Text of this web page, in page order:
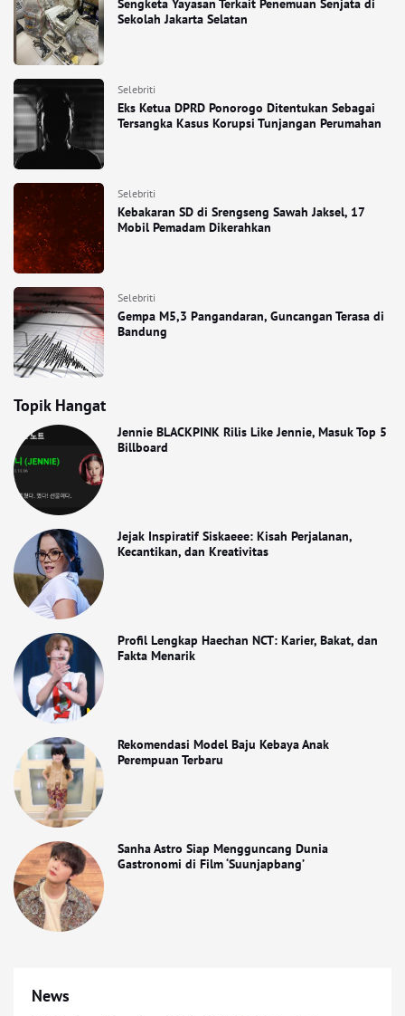
Sengketa Yayasan Terkait Penemuan Senjata di
Sekolah Jakarta Selatan
Selebriti
Eks Ketua DPRD Ponorogo Ditentukan Sebagai
Tersangka Kasus Korupsi Tunjangan Perumahan
Selebriti
Kebakaran SD di Srengseng Sawah Jaksel, 17
Mobil Pemadam Dikerahkan
Selebriti
Gempa M5,3 Pangandaran, Guncangan Terasa di
Bandung
Topik Hangat
Jennie BLACKPINK Rilis Like Jennie, Masuk Top 5
Billboard
Jejak Inspiratif Siskaeee: Kisah Perjalanan,
Kecantikan, dan Kreativitas
Profil Lengkap Haechan NCT: Karier, Bakat, dan
Fakta Menarik
Rekomendasi Model Baju Kebaya Anak
Perempuan Terbaru
Sanha Astro Siap Mengguncang Dunia
Gastronomi di Film ‘Suunjapbang’
News